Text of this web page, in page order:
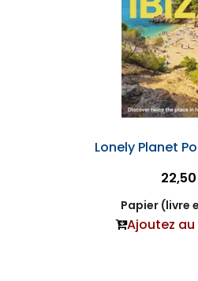
Lonely Planet
Papier (livre
Ajoutez